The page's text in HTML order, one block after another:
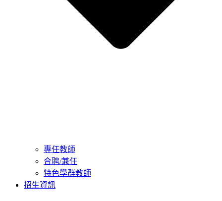
專任教師
合聘/兼任
特色學群教師
招生資訊